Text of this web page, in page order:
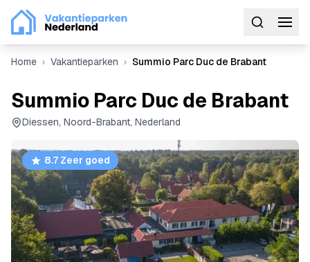
Home Vakantieparken Summio Parc Duc de Brabant
Summio Parc Duc de Brabant
Diessen, Noord-Brabant, Nederland
8.7 Zeer goed